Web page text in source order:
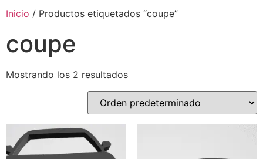
Inicio / Productos etiquetados “coupe”
coupe
Mostrando los 2 resultados